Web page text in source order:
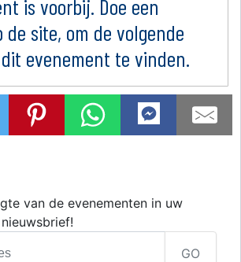
is voorbij. Doe een
de site, om de volgende
evenement te vinden.
van de evenementen in uw
GO